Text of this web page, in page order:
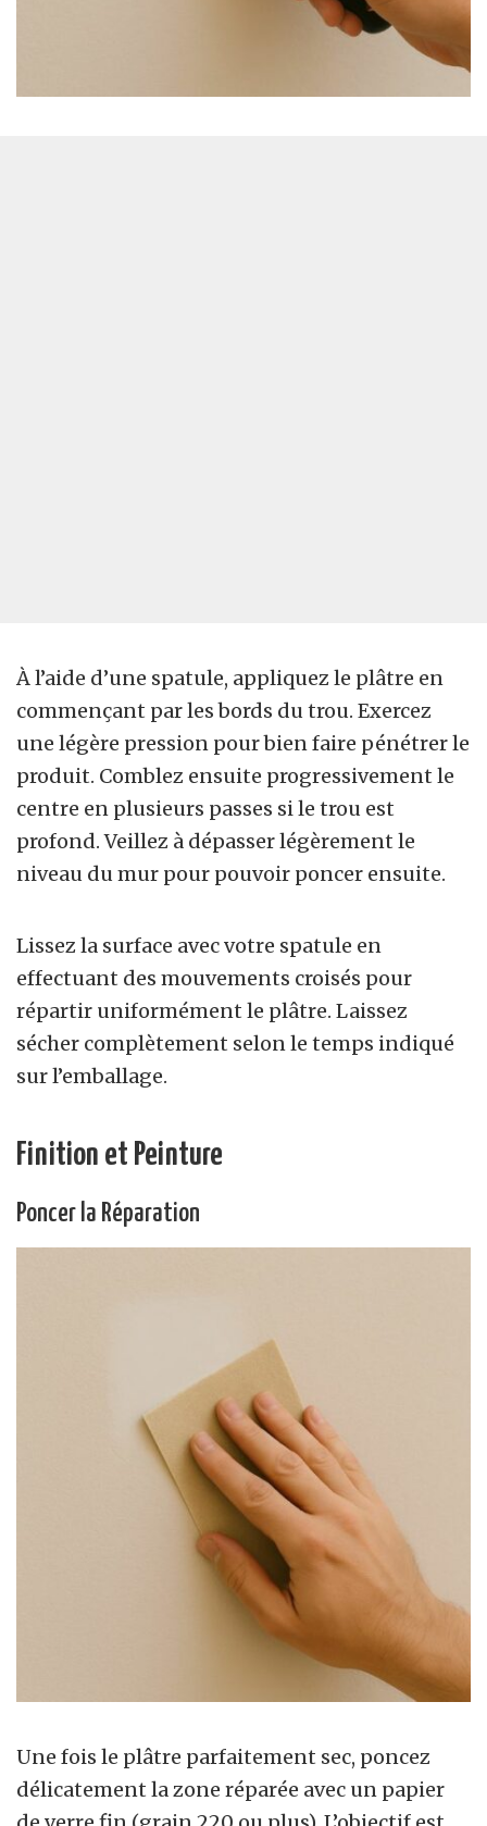
À l’aide d’une spatule, appliquez le plâtre en
commençant par les bords du trou. Exercez
une légère pression pour bien faire pénétrer le
produit. Comblez ensuite progressivement le
centre en plusieurs passes si le trou est
profond. Veillez à dépasser légèrement le
niveau du mur pour pouvoir poncer ensuite.
Lissez la surface avec votre spatule en
effectuant des mouvements croisés pour
répartir uniformément le plâtre. Laissez
sécher complètement selon le temps indiqué
sur l’emballage.
Finition et Peinture
Poncer la Réparation
Une fois le plâtre parfaitement sec, poncez
délicatement la zone réparée avec un papier